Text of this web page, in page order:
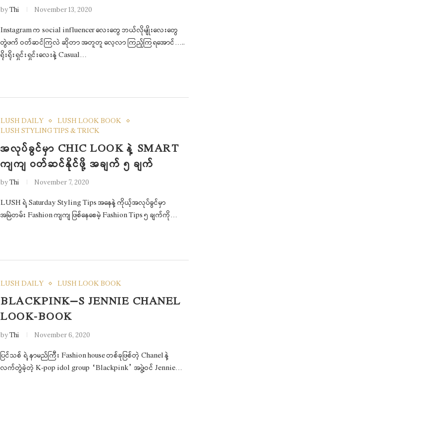
byThi November 13, 2020
Instagram က social influencer လေးတွေ ဘယ်လိုမျိုးလေးတွေ
တွဲဖက် ဝတ်ဆင်ကြလဲ ဆိုတာ အတူတူ လေ့လာ ကြည့်ကြရအောင်…..
ရိုးရိုးရှင်းရှင်းလေးနဲ့ Casual…
LUSH DAILY
LUSH LOOK BOOK
LUSH STYLING TIPS & TRICK
အလုပ်ခွင်မှာ CHIC LOOK နဲ့ SMART
ကျကျ ဝတ်ဆင်နိုင်ဖို့ အချက် ၅ ချက်
byThi November 7, 2020
LUSH ရဲ့ Saturday Styling Tips အနေနဲ့ ကိုယ့်အလုပ်ခွင်မှာ
အမြဲတမ်း Fashion ကျကျ ဖြစ်နေစေမဲ့ Fashion Tips ၅ ချက်ကို…
LUSH DAILY LUSH LOOK BOOK
BLACKPINK’S JENNIE CHANEL
LOOK-BOOK
byThi November 6, 2020
ပြင်သစ် ရဲ့ နာမည်ကြီး Fashion house တစ်ခုဖြစ်တဲ့ Chanel နဲ့
လက်တွဲခဲ့တဲ့ K-pop idol group “Blackpink” အဖွဲ့ဝင် Jennie…